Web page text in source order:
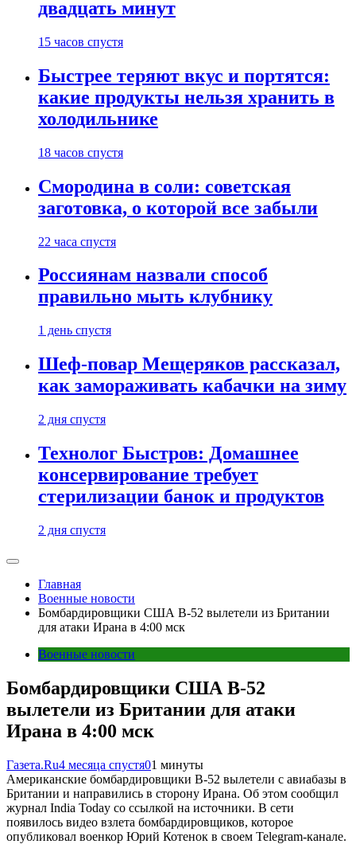
двадцать минут
15 часов спустя
Быстрее теряют вкус и портятся:
какие продукты нельзя хранить в
холодильнике
18 часов спустя
Смородина в соли: советская
заготовка, о которой все забыли
22 часа спустя
Россиянам назвали способ
правильно мыть клубнику
1 день спустя
Шеф-повар Мещеряков рассказал,
как замораживать кабачки на зиму
2 дня спустя
Технолог Быстров: Домашнее
консервирование требует
стерилизации банок и продуктов
2 дня спустя
Главная
Военные новости
Бомбардировщики США B-52 вылетели из Британии
для атаки Ирана в 4:00 мск
Военные новости
Бомбардировщики США B-52
вылетели из Британии для атаки
Ирана в 4:00 мск
Газета.Ru4 месяца спустя01 минуты
Американские бомбардировщики B-52 вылетели с авиабазы в
Британии и направились в сторону Ирана. Об этом сообщил
журнал India Today со ссылкой на источники. В сети
появилось видео взлета бомбардировщиков, которое
опубликовал военкор Юрий Котенок в своем Telegram-канале.